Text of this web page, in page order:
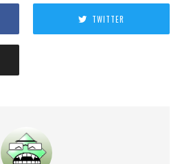
TWITTER